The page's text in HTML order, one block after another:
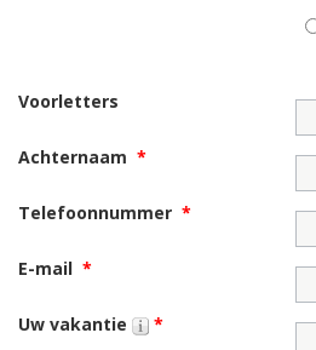
Voorletters
Achternaam *
Telefoonnummer *
E-mail *
Uw vakantie *